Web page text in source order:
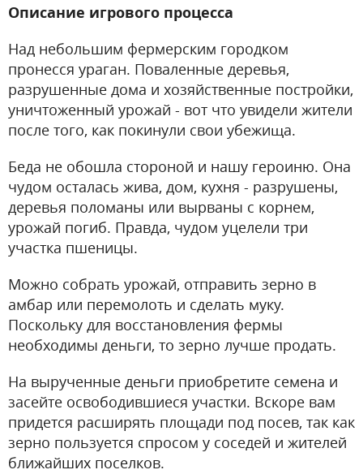
Описание игрового процесса
Над небольшим фермерским городком
пронесся ураган. Поваленные деревья,
разрушенные дома и хозяйственные постройки,
уничтоженный урожай - вот что увидели жители
после того, как покинули свои убежища.
Беда не обошла стороной и нашу героиню. Она
чудом осталась жива, дом, кухня - разрушены,
деревья поломаны или вырваны с корнем,
урожай погиб. Правда, чудом уцелели три
участка пшеницы.
Можно собрать урожай, отправить зерно в
амбар или перемолоть и сделать муку.
Поскольку для восстановления фермы
необходимы деньги, то зерно лучше продать.
На вырученные деньги приобретите семена и
засейте освободившиеся участки. Вскоре вам
придется расширять площади под посев, так как
зерно пользуется спросом у соседей и жителей
ближайших поселков.